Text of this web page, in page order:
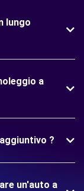
lungo
a
?
un'auto a